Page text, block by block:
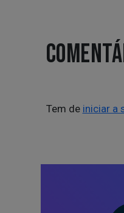
Tem de iniciar a